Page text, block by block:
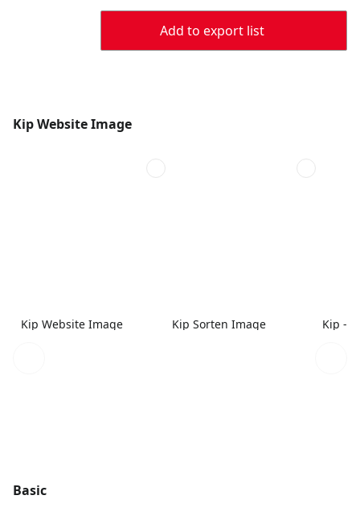
Add to export list
Kip Website Image
Kip Website Image Kip Sorten Image
Basic